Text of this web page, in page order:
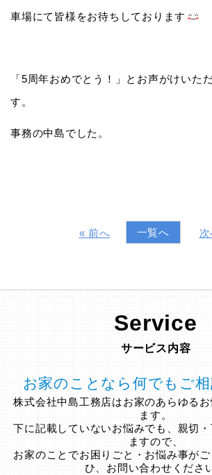
車場にて皆様をお待ちしております
「5周年おめでとう！」とお声がけいた
す。
事務の中島でした。
« 前へ 一覧へ
Service
サービス内容
お家のことなら何でもご
株式会社中島工務店はお家のあらゆる
ます。
下に記載していないお悩みでも、親切
ますので、
お家のことでお困りごと・お悩み事が
ひ、お問い合わせくださ